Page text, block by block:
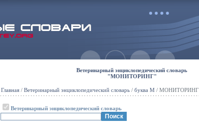
Ветеринарный энциклопедический словарь
"МОНИТОРИНГ"
Главная / Ветеринарный энциклопедический словарь / буква М / МОНИТОРИНГ
Ветеринарный энциклопедический словарь